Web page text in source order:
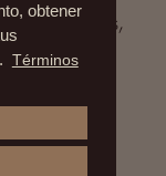
este
combinar
obtener
Términos